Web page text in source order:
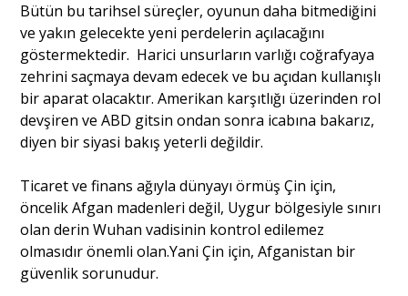
Bütün bu tarihsel süreçler, oyunun daha bitmediğini
ve yakın gelecekte yeni perdelerin açılacağını
göstermektedir. Harici unsurların varlığı coğrafyaya
zehrini saçmaya devam edecek ve bu açıdan kullanışlı
bir aparat olacaktır. Amerikan karşıtlığı üzerinden rol
devşiren ve ABD gitsin ondan sonra icabına bakarız,
diyen bir siyasi bakış yeterli değildir.
Ticaret ve finans ağıyla dünyayı örmüş Çin için,
öncelik Afgan madenleri değil, Uygur bölgesiyle sınırı
olan derin Wuhan vadisinin kontrol edilemez
olmasıdır önemli olan.Yani Çin için, Afganistan bir
güvenlik sorunudur.